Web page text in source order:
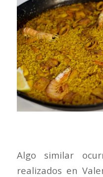
Algo similar
realizados en